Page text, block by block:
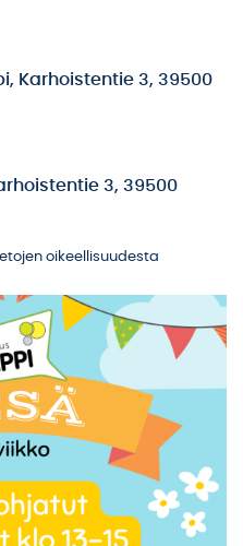
Karhoistentie 3, 39500
3, 39500
oikeellisuudesta